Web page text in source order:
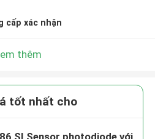
cấp xác nhận
thêm
tốt nhất cho